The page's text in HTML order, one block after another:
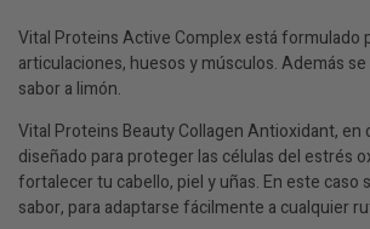
Vital Proteins Active Complex está formulado
articulaciones, huesos y músculos. Además
sabor a limón.
Vital Proteins Beauty Collagen Antioxidant, en
diseñado para proteger las células del estrés
fortalecer tu cabello, piel y uñas. En este caso
sabor, para adaptarse fácilmente a cualquier